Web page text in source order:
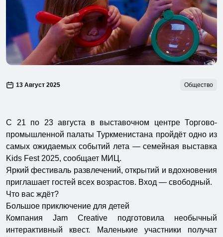
13 Август 2025 Общество
С 21 по 23 августа в выставочном центре Торгово-
промышленной палаты Туркменистана пройдёт одно из
самых ожидаемых событий лета — семейная выставка
Kids Fest 2025, сообщает МИЦ.
Яркий фестиваль развлечений, открытий и вдохновения
приглашает гостей всех возрастов. Вход — свободный.
Что вас ждёт?
Большое приключение для детей
Компания Jam Creative подготовила необычный
интерактивный квест. Маленькие участники получат